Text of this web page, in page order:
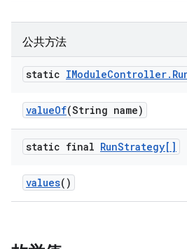
公共方法
static IModuleController.
valueOf(String name)
static final RunStrategy[]
values()